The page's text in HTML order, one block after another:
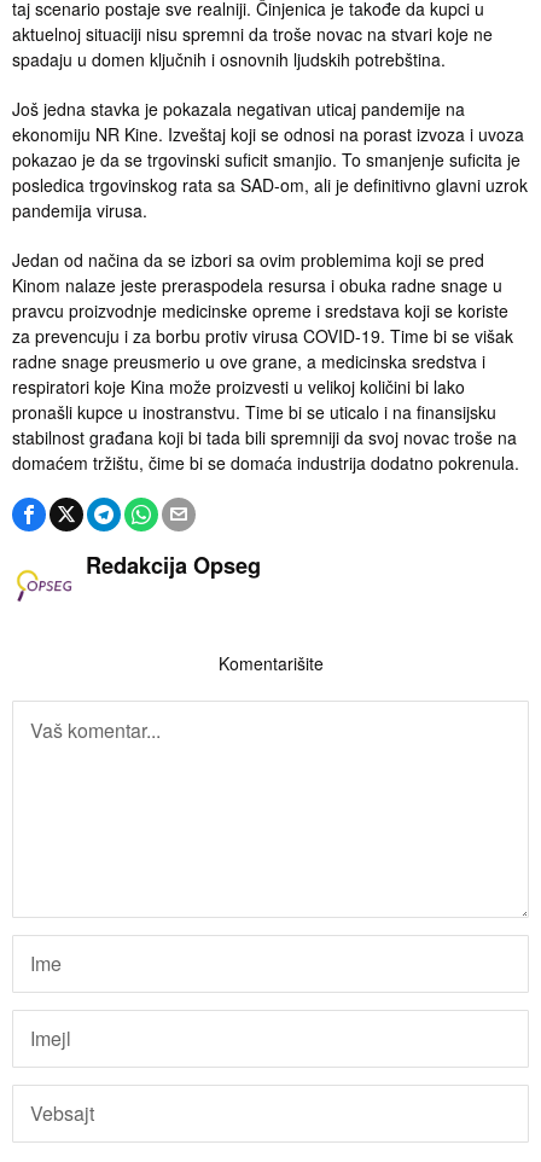
taj scenario postaje sve realniji. Činjenica je takođe da kupci u
aktuelnoj situaciji nisu spremni da troše novac na stvari koje ne
spadaju u domen ključnih i osnovnih ljudskih potrebština.
Još jedna stavka je pokazala negativan uticaj pandemije na
ekonomiju NR Kine. Izveštaj koji se odnosi na porast izvoza i uvoza
pokazao je da se trgovinski suficit smanjio. To smanjenje suficita je
posledica trgovinskog rata sa SAD-om, ali je definitivno glavni uzrok
pandemija virusa.
Jedan od načina da se izbori sa ovim problemima koji se pred
Kinom nalaze jeste preraspodela resursa i obuka radne snage u
pravcu proizvodnje medicinske opreme i sredstava koji se koriste
za prevencuju i za borbu protiv virusa COVID-19. Time bi se višak
radne snage preusmerio u ove grane, a medicinska sredstva i
respiratori koje Kina može proizvesti u velikoj količini bi lako
pronašli kupce u inostranstvu. Time bi se uticalo i na finansijsku
stabilnost građana koji bi tada bili spremniji da svoj novac troše na
domaćem tržištu, čime bi se domaća industrija dodatno pokrenula.
Redakcija Opseg
Komentarišite